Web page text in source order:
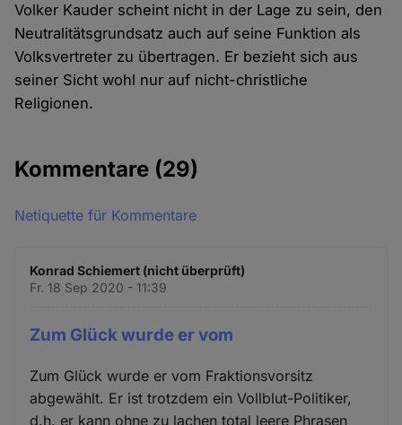
Volker Kauder scheint nicht in der Lage zu sein, den
Neutralitätsgrundsatz auch auf seine Funktion als
Volksvertreter zu übertragen. Er bezieht sich aus
seiner Sicht wohl nur auf nicht-christliche
Religionen.
Kommentare (29)
Netiquette für Kommentare
Konrad Schiemert (nicht überprüft)
Fr. 18 Sep 2020 - 11:39
Zum Glück wurde er vom
Zum Glück wurde er vom Fraktionsvorsitz
abgewählt. Er ist trotzdem ein Vollblut-Politiker,
d.h. er kann ohne zu lachen total leere Phrasen